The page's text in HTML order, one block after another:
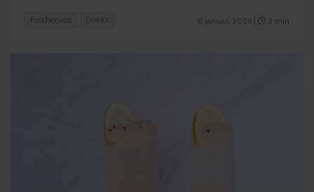
8 januari 2024 2 min
Foodservice Drinks